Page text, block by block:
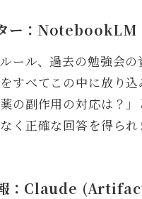
ー：NotebookLM
ール、過去の勉強会
すべてこの中に放り込
の副作用の対応は？」
く正確な回答を得られ
報：Claude